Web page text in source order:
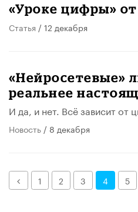
«Уроке цифры»
Статья / 12 декабря
«Нейросетевые»
реальнее
И да, и нет. Всё зависит от
Новость / 8 декабря
Назад1 2 3 4 5